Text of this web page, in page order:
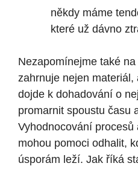
někdy máme
které už dávno
Nezapomínejme také
zahrnuje nejen
dojde k dohadování o
promarnit spoustu času
Vyhodnocování
mohou pomoci odhalit,
úsporám leží. Jak říká